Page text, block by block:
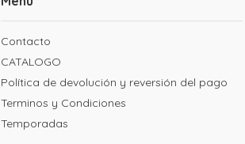
Contacto
CATALOGO
Política de devolución y reversión del pago
Terminos y Condiciones
Temporadas